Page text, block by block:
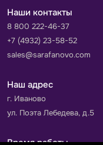
Наши контакты
8 800 222-46-37
+7 (4932) 23-58-52
sales@sarafanovo.com
Наш адрес
г. Иваново
ул. Поэта Лебедева, д.5
Время работы